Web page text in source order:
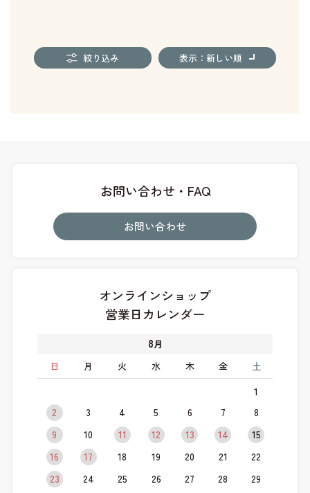
絞り込み 表示：新しい順
お問い合わせ・FAQ
お問い合わせ
オンラインショップ
営業日カレンダー
8月
日
月 火 水 木 金 土
1
2
3 4 5 6 7
8
9
10 11 12 13 14
15
16
17 18 19 20 21
22
23
24 25 26 27 28
29